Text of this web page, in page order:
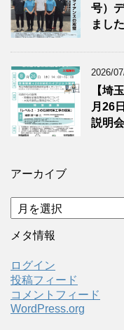
号）
ました
2026/
【埼
月26
説明会
アーカイブ
ア
ー
カ
ブ
メタ情報
ログイン
投稿フィード
コメントフィード
WordPress.org